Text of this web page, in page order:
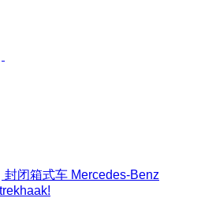
封闭箱式车 Mercedes-Benz